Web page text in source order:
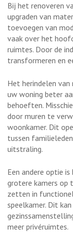
Bij het renoveren
upgraden van
toevoegen van
vaak over het
ruimtes. Door de
transformeren en
Het herindelen
uw woning beter
behoeften.
door muren te
woonkamer. Dit
tussen
uitstraling.
Een andere optie
grotere kamers op
zetten in
speelkamer. Dit
meer privéruimtes.